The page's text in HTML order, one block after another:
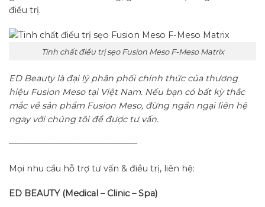
điều trị.
Tinh chất điều trị sẹo Fusion Meso F-Meso Matrix
ED Beauty là đại lý phân phối chính thức của thương
hiệu Fusion Meso tại Việt Nam. Nếu bạn có bất kỳ thắc
mắc về sản phẩm Fusion Meso, đừng ngần ngại liên hệ
ngay với chúng tôi để được tư vấn.
———————————————–
Mọi nhu cầu hỗ trợ tư vấn & điều trị, liên hệ:
ED BEAUTY (Medical – Clinic – Spa)